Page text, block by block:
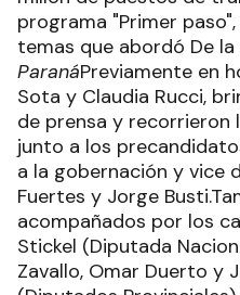
programa "Primer
temas que abordó De la
ParanáPreviamente en
Sota y Claudia Rucci,
de prensa y recorrieron
junto a los
a la gobernación y vice
Fuertes y Jorge
acompañados por los
Stickel (Diputada
Zavallo, Omar Duerto y